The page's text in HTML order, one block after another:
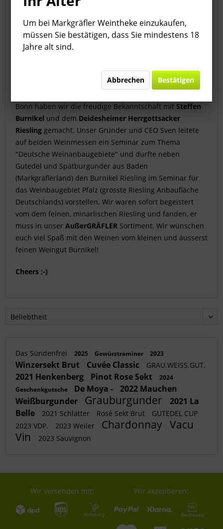
Bonn haben wir die freudige Bekanntschaft mit Steffen
Burnikel und dem Deidesheimer Herrgottsacker
Riesling gemacht. Unser Gründer und CEO Sven leitete
auf beiden Weinmessen ein Seminar zum Thema
"Deutsche Weinanbaugebiete" und durfte neben
Gutedel und Spätburgunder aus Baden
(Markgräflerland) den Burnikel Riesling im Seminar für
das Weinbaugebiet Pfalz (grösste Riesling Anbaufläche
Deutschlands) vorstellen. Wir waren sofort begeistert
vom dem feinen, minarlischen Riesling und fanden, er
muss in unser AußerGRÄFLER Sortiment. Wir wünschen
euch viel Spaß mit den Weinen vom kleinen und äusserst
feinen Weingut Burnikel!
Cheers ;-)
Das Sündenfrei 2025 Gewürztraminer 2023
Winzersekt Brut Cuvée Classic GRAU.WEISS.GUT.
2021 Henkenberg Pinot Rose Sekt
2024
Geschenkgutsche
De Moya -
2022 Mauchen
Weißburgunder
Grauburgunder
2021 La
Belle
2021 Schlatter Rosé Sekt Brut
GUTEDEL CUP
2023 VDP.
2023 Weiler Chardonnay Vacu
Vin
2023 Sauvignon
Wir versenden mit: Wir akzeptieren:
Um bei Markgräfler Weintheke einzukaufen,
müssen Sie bestätigen, dass Sie mindestens 18
Jahre alt sind.
Abbrechen Bestätigen